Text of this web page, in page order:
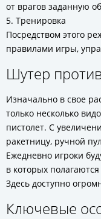
от врагов заданную
5. Тренировка
Посредством этого
правилами игры,
Шутер
Изначально в свое
только несколько
пистолет. С
ракетницу, ручной
Ежедневно игроки
в которых
Здесь доступно
Ключевые